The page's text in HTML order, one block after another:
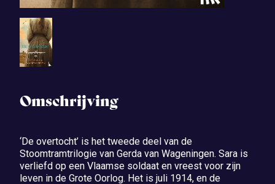
Omschrijving
‘De overtocht’ is het tweede deel van de
Stoomtramtrilogie van Gerda van Wageningen. Sara is
verliefd op een Vlaamse soldaat en vreest voor zijn
leven in de Grote Oorlog. Het is juli 1914, en de